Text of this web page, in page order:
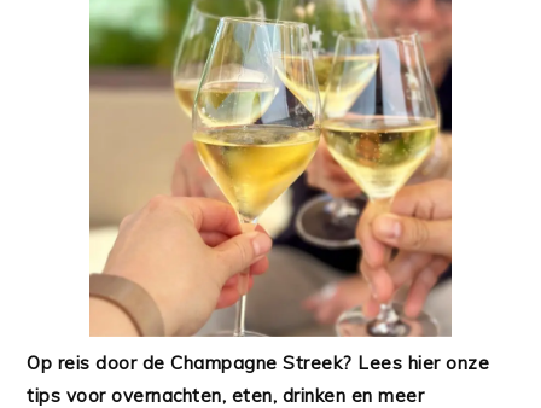
Op reis door de Champagne Streek? Lees hier onze
tips voor overnachten, eten, drinken en meer